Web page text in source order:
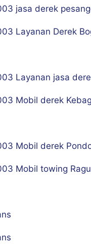
jasa derek
Layanan Derek
Layanan jasa
Mobil derek
Mobil derek
Mobil towing